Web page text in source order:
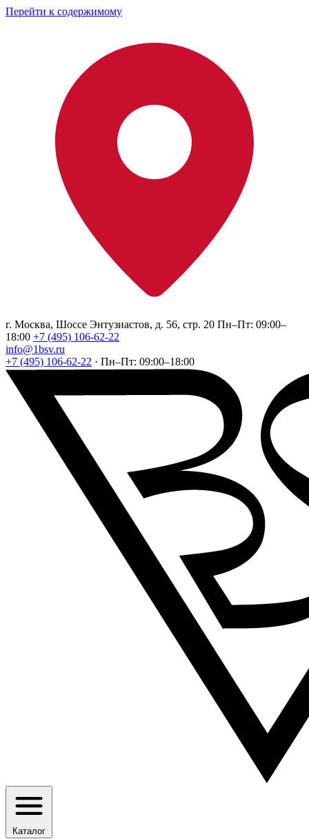
Перейти к содержимому
г. Москва, Шоссе Энтузиастов, д. 56, стр. 20 Пн–Пт: 09:00–
18:00 +7 (495) 106-62-22
info@1bsv.ru
+7 (495) 106-62-22 · Пн–Пт: 09:00–18:00
Каталог